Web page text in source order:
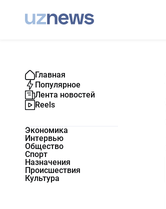
Главная
Популярное
Лента новостей
Reels
Экономика
Интервью
Общество
Спорт
Назначения
Происшествия
Культура